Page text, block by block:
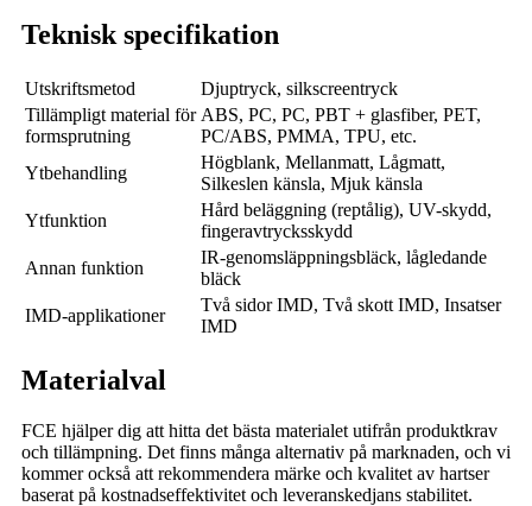
Teknisk specifikation
Utskriftsmetod
Djuptryck, silkscreentryck
Tillämpligt material för
formsprutning
ABS, PC, PC, PBT + glasfiber, PET,
PC/ABS, PMMA, TPU, etc.
Ytbehandling
Högblank, Mellanmatt, Lågmatt,
Silkeslen känsla, Mjuk känsla
Ytfunktion
Hård beläggning (reptålig), UV-skydd,
fingeravtrycksskydd
Annan funktion
IR-genomsläppningsbläck, lågledande
bläck
IMD-applikationer
Två sidor IMD, Två skott IMD, Insatser
IMD
Materialval
FCE hjälper dig att hitta det bästa materialet utifrån produktkrav
och tillämpning. Det finns många alternativ på marknaden, och vi
kommer också att rekommendera märke och kvalitet av hartser
baserat på kostnadseffektivitet och leveranskedjans stabilitet.